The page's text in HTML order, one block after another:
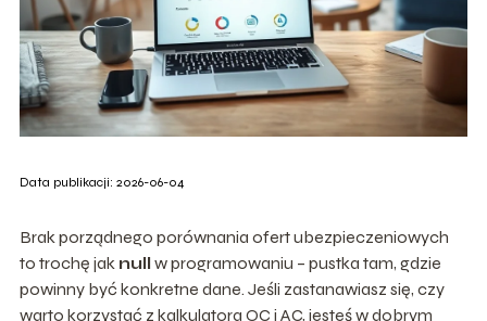
Data publikacji: 2026-06-04
Brak porządnego porównania ofert ubezpieczeniowych
to trochę jak null w programowaniu – pustka tam, gdzie
powinny być konkretne dane. Jeśli zastanawiasz się, czy
warto korzystać z kalkulatora OC i AC, jesteś w dobrym